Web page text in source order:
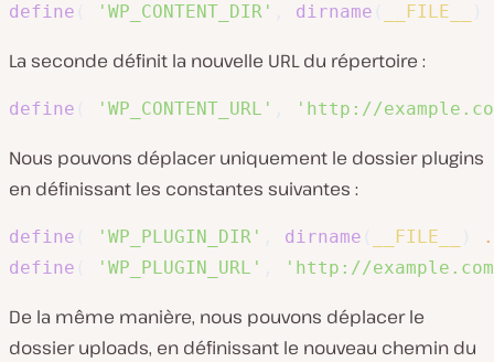
define 'WP_CONTENT_DIR' dirname __FILE__
La seconde définit la nouvelle URL du répertoire :
define 'WP_CONTENT_URL' 'http://
Nous pouvons déplacer uniquement le dossier plugins
en définissant les constantes suivantes :
define 'WP_PLUGIN_DIR' dirname __FILE__
.
define
'WP_PLUGIN_URL' 'http://
De la même manière, nous pouvons déplacer le
dossier uploads, en définissant le nouveau chemin du